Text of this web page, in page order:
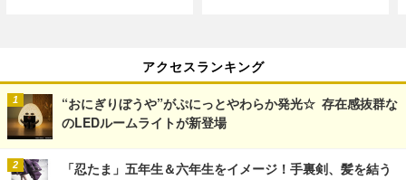
アクセスランキング
“おにぎりぼうや”がぷにっとやわらか発光☆ 存在感抜群な
のLEDルームライトが新登場
「忍たま」五年生＆六年生をイメージ！手裏剣、髪を結う